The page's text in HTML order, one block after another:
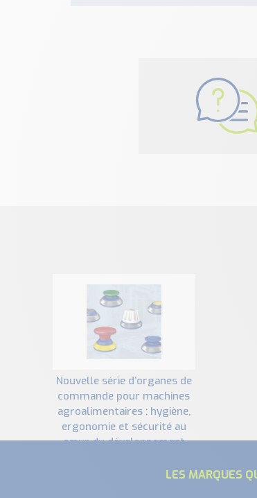
nouvelle série d’organes de
commande pour machines
agroalimentaires : hygiène,
ergonomie et sécurité au
cœur du développement
LES MARQUES